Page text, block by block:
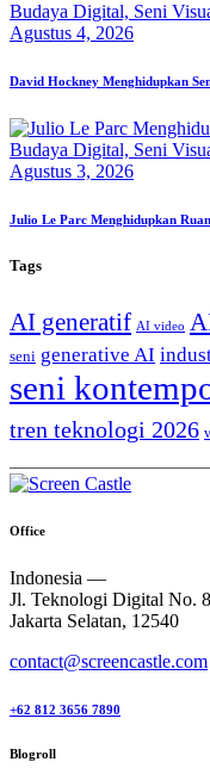
Budaya Digital, Seni
Agustus 4, 2026
David Hockney Menghidupkan
Budaya Digital, Seni
Agustus 3, 2026
Julio Le Parc Menghidupkan
Tags
AI generatif AI video
seni generative AI
seni
tren teknologi 2026
Office
Indonesia —
Jl. Teknologi Digital No.
Jakarta Selatan, 12540
contact@screencastle.com
+62 812 3656 7890
Blogroll